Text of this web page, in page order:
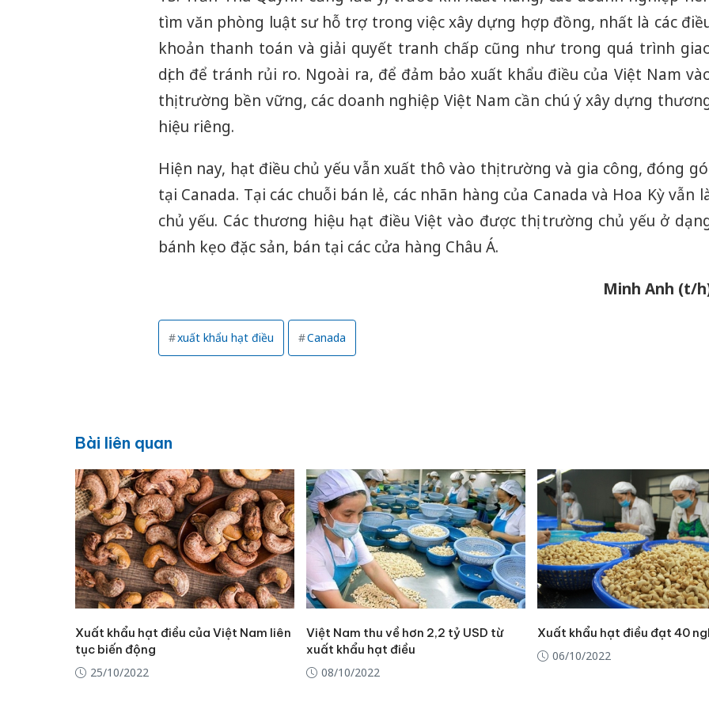
tìm văn phòng luật sư hỗ trợ trong việc xây dựng hợp đồng, nhất là các
khoản thanh toán và giải quyết tranh chấp cũng như trong quá trình
dịch để tránh rủi ro. Ngoài ra, để đảm bảo xuất khẩu điều của Việt Nam
thị trường bền vững, các doanh nghiệp Việt Nam cần chú ý xây dựng
hiệu riêng.
Hiện nay, hạt điều chủ yếu vẫn xuất thô vào thị trường và gia công, đóng
tại Canada. Tại các chuỗi bán lẻ, các nhãn hàng của Canada và Hoa Kỳ vẫn
chủ yếu. Các thương hiệu hạt điều Việt vào được thị trường chủ yếu ở
bánh kẹo đặc sản, bán tại các cửa hàng Châu Á.
Minh Anh (t/
xuất khẩu hạt điều Canada
Bài liên quan
Xuất khẩu hạt điều của Việt Nam liên
tục biến động
25/10/2022
Việt Nam thu về hơn 2,2 tỷ USD từ
xuất khẩu hạt điều
08/10/2022
Xuất khẩu hạt điều đạt 40
06/10/2022
kinh
Công
tìm bị
án sản
bán yến
bán bình
Moyuum